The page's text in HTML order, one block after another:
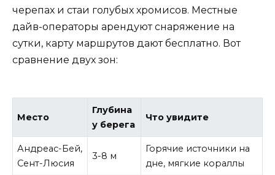
черепах и стаи голубых хромисов. Местные
дайв-операторы арендуют снаряжение на
сутки, карту маршрутов дают бесплатно. Вот
сравнение двух зон:
Место
Глубина
у берега
Что увидите
Андреас-Бей,
Сент-Люсия
3-8 м
Горячие источники на
дне, мягкие кораллы